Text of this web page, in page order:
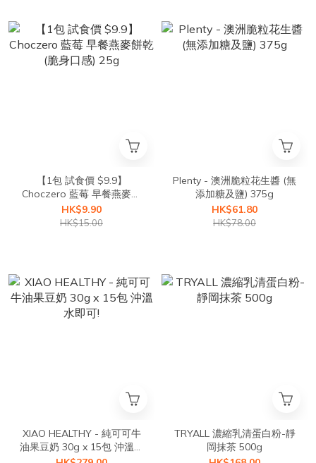
【1包 試食價 $9.9】
Choczero 藍莓 早餐燕麥餅
乾 (脆身口感) 25g
HK$9.90
HK$15.00
Plenty - 澳洲脆粒花生醬 (無
添加糖及鹽) 375g
HK$61.80
HK$78.00
XIAO HEALTHY - 純可可牛
油果豆奶 30g x 15包 沖溫水
即可!
TRYALL 濃縮乳清蛋白粉-靜
岡抹茶 500g